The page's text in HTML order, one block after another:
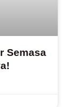
Semasa